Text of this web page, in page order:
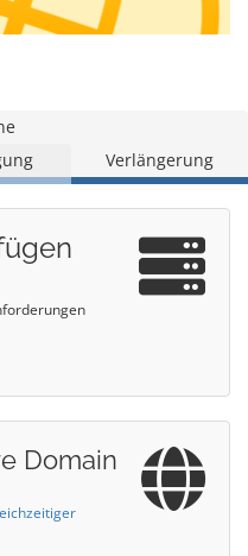
Verlängerung
Domain